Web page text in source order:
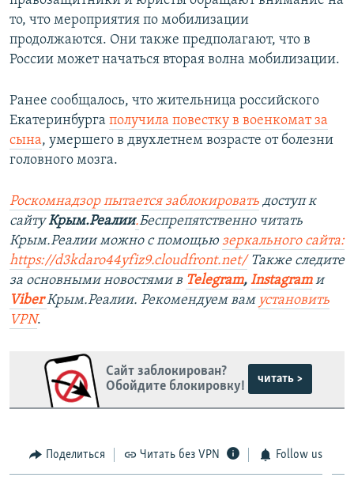
то, что мероприятия по мобилизации
продолжаются. Они также предполагают, что в
России может начаться вторая волна мобилизации.
Ранее сообщалось, что жительница российского
Екатеринбурга получила повестку в военкомат за
сына, умершего в двухлетнем возрасте от болезни
головного мозга.
Роскомнадзор пытается заблокировать доступ к
сайтуКрым.Реалии.Беспрепятственно читать
Крым.Реалии можно с помощью зеркального сайта:
https://d3kdaro44yfiz9.cloudfront.net/ Также следите
за основными новостями в Telegram, Instagramи
ViberКрым.Реалии. Рекомендуем вам установить
VPN.
Сайт заблокирован?
Обойдите блокировку!
читать >
Поделиться Читать без VPN Follow us